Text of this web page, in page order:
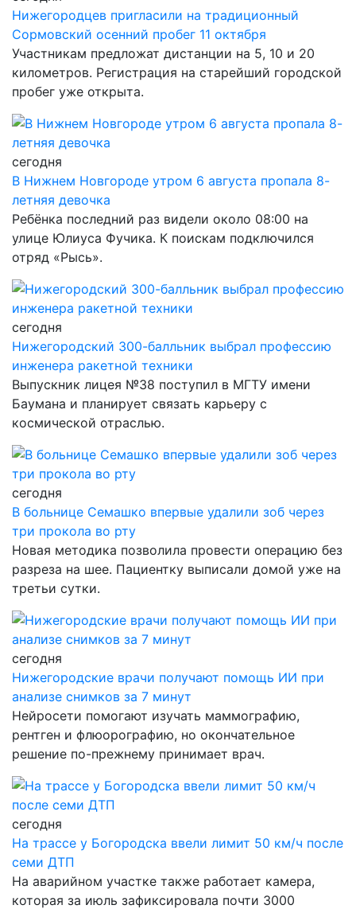
Нижегородцев пригласили на традиционный
Сормовский осенний пробег 11 октября
Участникам предложат дистанции на 5, 10 и 20
километров. Регистрация на старейший городской
пробег уже открыта.
сегодня
В Нижнем Новгороде утром 6 августа пропала 8-
летняя девочка
Ребёнка последний раз видели около 08:00 на
улице Юлиуса Фучика. К поискам подключился
отряд «Рысь».
сегодня
Нижегородский 300-балльник выбрал профессию
инженера ракетной техники
Выпускник лицея №38 поступил в МГТУ имени
Баумана и планирует связать карьеру с
космической отраслью.
сегодня
В больнице Семашко впервые удалили зоб через
три прокола во рту
Новая методика позволила провести операцию без
разреза на шее. Пациентку выписали домой уже на
третьи сутки.
сегодня
Нижегородские врачи получают помощь ИИ при
анализе снимков за 7 минут
Нейросети помогают изучать маммографию,
рентген и флюорографию, но окончательное
решение по-прежнему принимает врач.
сегодня
На трассе у Богородска ввели лимит 50 км/ч после
семи ДТП
На аварийном участке также работает камера,
которая за июль зафиксировала почти 3000